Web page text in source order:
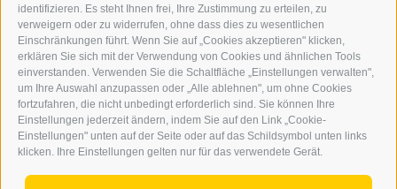
identifizieren. Es steht Ihnen frei, Ihre Zustimmung zu erteilen, zu
verweigern oder zu widerrufen, ohne dass dies zu wesentlichen
Einschränkungen führt. Wenn Sie auf „Cookies akzeptieren" klicken,
erklären Sie sich mit der Verwendung von Cookies und ähnlichen Tools
einverstanden. Verwenden Sie die Schaltfläche „Einstellungen verwalten",
um Ihre Auswahl anzupassen oder „Alle ablehnen", um ohne Cookies
fortzufahren, die nicht unbedingt erforderlich sind. Sie können Ihre
Einstellungen jederzeit ändern, indem Sie auf den Link „Cookie-
Einstellungen" unten auf der Seite oder auf das Schildsymbol unten links
klicken. Ihre Einstellungen gelten nur für das verwendete Gerät.
SERVICE
VERANSTALTUNGSKALENDER
KLEINANZEIGER
NÜTZLICHE LINKS
WETTER
WEBCAM
VIDEOS
TRAUER